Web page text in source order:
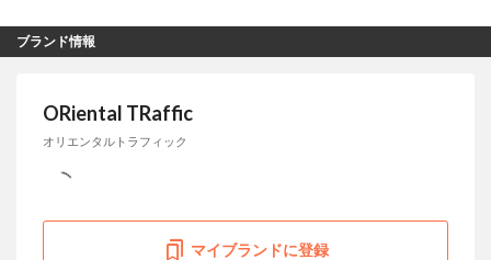
ブランド情報
ORiental TRaffic
オリエンタルトラフィック
マイブランドに登録